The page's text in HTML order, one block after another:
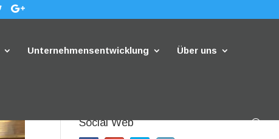
Unternehmensentwicklung Über uns
Social Web